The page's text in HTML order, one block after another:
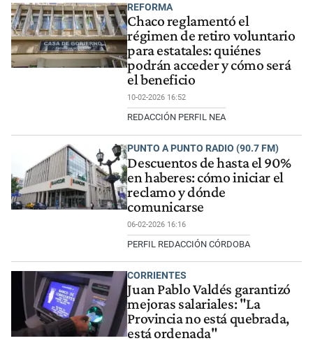
REFORMA
Chaco reglamentó el
régimen de retiro voluntario
para estatales: quiénes
podrán acceder y cómo será
el beneficio
10-02-2026 16:52
REDACCIÓN PERFIL NEA
PUNTO A PUNTO RADIO (90.7 FM)
Descuentos de hasta el 90%
en haberes: cómo iniciar el
reclamo y dónde
comunicarse
06-02-2026 16:16
PERFIL REDACCIÓN CÓRDOBA
CORRIENTES
Juan Pablo Valdés garantizó
mejoras salariales: "La
Provincia no está quebrada,
está ordenada"